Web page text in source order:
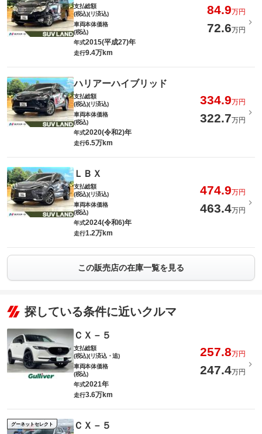
支払総額
(税込)(リ済込)
84.9万円
車両本体価格
(税込)
72.6万円
年式2015(平成27)年
走行9.4万km
ハリアーハイブリッド
支払総額
(税込)(リ済込)
334.9万円
車両本体価格
(税込)
322.7万円
年式2020(令和2)年
走行6.5万km
ＬＢＸ
支払総額
(税込)(リ済込)
474.9万円
車両本体価格
(税込)
463.4万円
年式2024(令和6)年
走行1.2万km
この販売店の在庫一覧を見る
探している条件に近いクルマ
ＣＸ－５
支払総額
(税込)(リ済込・追)
257.8万円
車両本体価格
(税込)
247.4万円
年式2021年
走行3.6万km
グーネットセレクト ＣＸ－５